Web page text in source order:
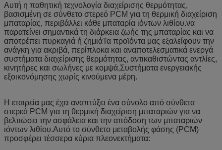
Αυτή η παθητική τεχνολογία διαχείρισης θερμότητας,
βασισμένη σε σύνθετο στερεό PCM για τη θερμική διαχείριση
μπαταρίας, περιβάλλει κάθε μπαταρία ιόντων λιθίου.να
παρατείνει σημαντικά τη διάρκεια ζωής της μπαταρίας και να
αποτρέπει πυρκαγιά ή ζημιάΤα προϊόντα μας εξαλείφουν την
ανάγκη για ακριβά, περίπλοκα και αναποτελεσματικά ενεργά
συστήματα διαχείρισης θερμότητας, αντικαθιστώντας αντλίες,
κινητήρες και σωλήνες με κομψά,Συστήματα ενεργειακής
εξοικονόμησης χωρίς κινούμενα μέρη.
Η εταιρεία μας έχει αναπτύξει ένα σύνολο από σύνθετα
στερεά PCM για τη θερμική διαχείριση μπαταριών για να
βελτιώσει την ασφάλεια και την απόδοση των μπαταριών
ιόντων λιθίου.Αυτό το σύνθετο μεταβολής φάσης (PCM)
προσφέρει τέσσερα κύρια πλεονεκτήματα: